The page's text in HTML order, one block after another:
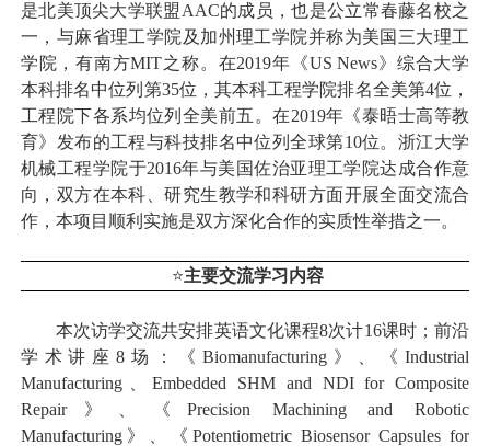
是北美顶尖大学联盟 AAC的成员，也是公立常春藤名校之
一，与麻省理工学院及加州理工学院并称为美国三大理工
学院，有南方MIT之称。在2019年《US News》综合大学
本科排名中位列第35位，其本科工程学院排名全美第4位，
工程院下各系均位列全美前五。在2019年《泰晤士高等教
育》发布的工程与科技排名中位列全球第10位。浙江大学
机械工程学院于2016年与美国佐治亚理工学院达成合作意
向，双方在本科、研究生教学和科研方面开展全面交流合
作，本项目顺利实施是双方深化合作的实质性举措之一。
⭐主要交流学习内容
本次访学交流共安排英语文化课程8次计16课时；前沿
学术讲座 8场：《Biomanufacturing 》、《Industrial
Manufacturing、Embedded SHM and NDI for Composite
Repair》、《Precision Machining and Robotic
Manufacturing》、《Potentiometric Biosensor Capsules for